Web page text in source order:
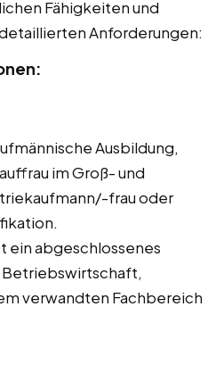
Fähigkeiten und
Anforderungen:
Ausbildung,
im Groß- und
frau oder
ein abgeschlossenes
Betriebswirtschaft,
verwandten Fachbereich